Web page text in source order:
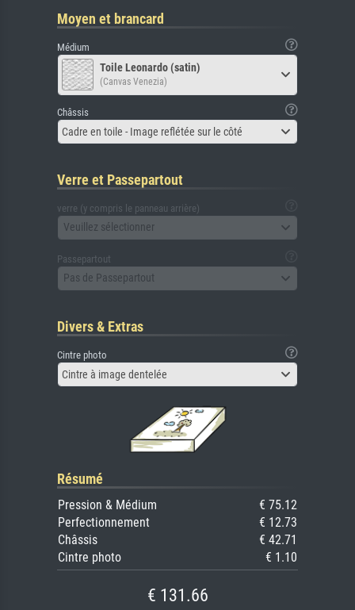
Moyen et brancard
Médium
Toile Leonardo (satin)
(Canvas Venezia)
Châssis
Cadre en toile - Image reflétée sur le côté
Verre et Passepartout
verre (y compris le panneau arrière)
Veuillez sélectionner
Passepartout
Pas de Passepartout
Divers & Extras
Cintre photo
Cintre à image dentelée
Résumé
Pression & Médium
€ 75.12
Perfectionnement
€ 12.73
Châssis
€ 42.71
Cintre photo
€ 1.10
€ 131.66